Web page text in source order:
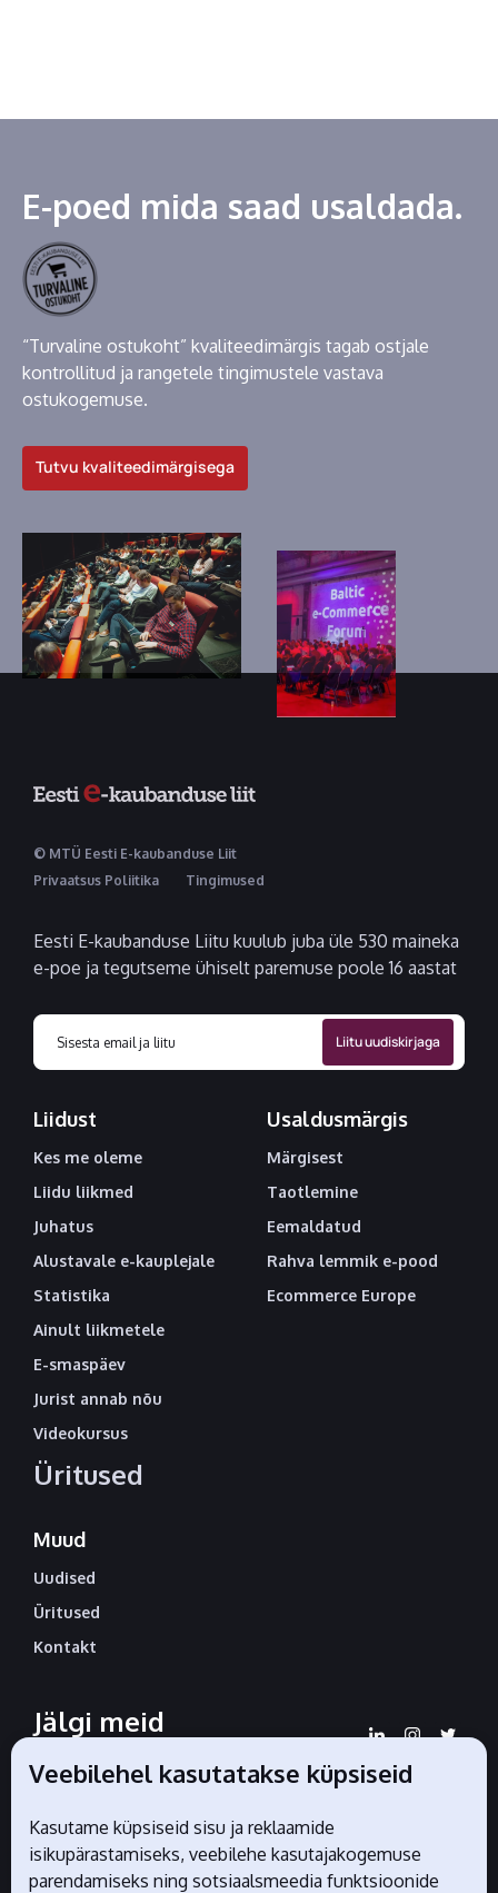
E-poed mida saad usaldada.
“Turvaline ostukoht” kvaliteedimärgis tagab ostjale
kontrollitud ja rangetele tingimustele vastava
ostukogemuse.
Tutvu kvaliteedimärgisega
© MTÜ Eesti E-kaubanduse Liit
Privaatsus Poliitika
Tingimused
Eesti E-kaubanduse Liitu kuulub juba üle 530 maineka
e-poe ja tegutseme ühiselt paremuse poole 16 aastat
Liidust
Kes me oleme
Liidu liikmed
Juhatus
Alustavale e-kauplejale
Statistika
Ainult liikmetele
E-smaspäev
Jurist annab nõu
Videokursus
Üritused
Usaldusmärgis
Märgisest
Taotlemine
Eemaldatud
Rahva lemmik e-pood
Ecommerce Europe
Muud
Uudised
Üritused
Kontakt
Jälgi meid
sotsiaalmeedias
Liidu ametlikud partnerid
Veebilehel kasutatakse küpsiseid
Kasutame küpsiseid sisu ja reklaamide
isikupärastamiseks, veebilehe kasutajakogemuse
parendamiseks ning sotsiaalsmeedia funktsioonide